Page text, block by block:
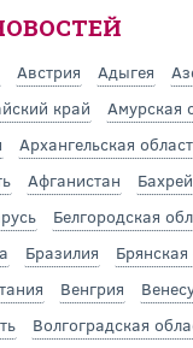
Австрия Адыгея
край
Амурская
Архангельская
Афганистан
Белгородская
Бразилия
Брянская
Венгрия
Волгоградская